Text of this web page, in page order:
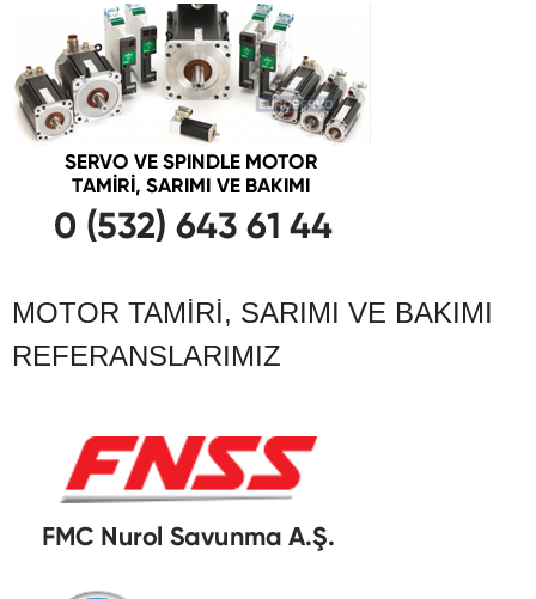
MOTOR TAMIRI, SARIMI VE BAKIMI
REFERANSLARIMIZ